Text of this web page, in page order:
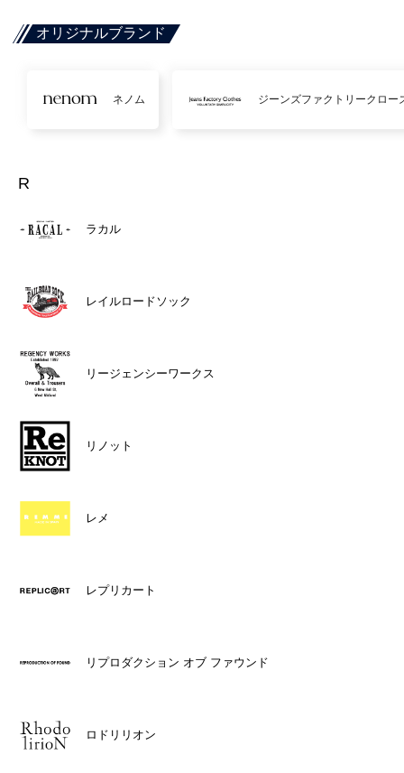
オリジナルブランド
ネノム ジーンズファクトリークロー
R
ラカル
レイルロードソック
リージェンシーワークス
リノット
レメ
レプリカート
リプロダクション オブ ファウンド
ロドリリオン